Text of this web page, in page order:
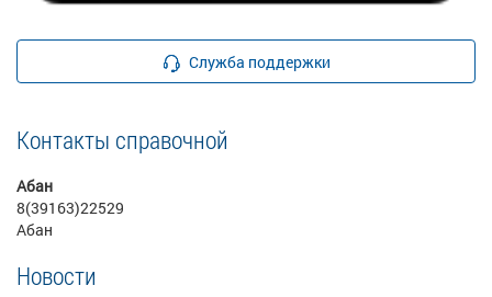
Служба поддержки
Контакты справочной
Абан
8(39163)22529
Абан
Новости